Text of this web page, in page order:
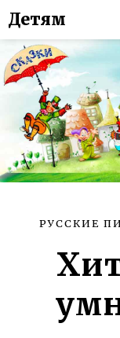
Детям
РУССКИЕ